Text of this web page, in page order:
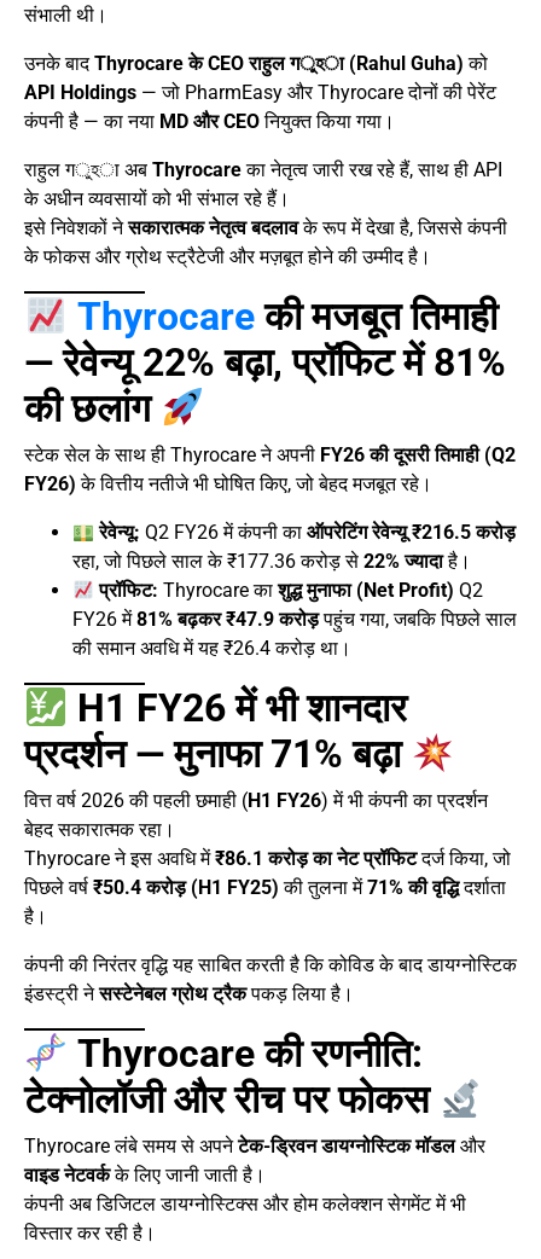
संभाली थी।
उनके बादThyrocare के CEO राहुल गুহा (Rahul Guha) को
API Holdings — जो PharmEasy और Thyrocare दोनों की पेरेंट
कंपनी है — का नया MD और CEOनियुक्त किया गया।
राहुल गুহा अब Thyrocareका नेतृत्व जारी रख रहे हैं, साथ ही API
के अधीन व्यवसायों को भी संभाल रहे हैं।
इसे निवेशकों नेसकारात्मक नेतृत्व बदलावके रूप में देखा है, जिससे कंपनी
के फोकस और ग्रोथ स्ट्रैटेजी और मज़बूत होने की उम्मीद है।
Thyrocareकी मजबूत तिमाही
— रेवेन्यू 22% बढ़ा, प्रॉफिट में 81%
की छलांग
स्टेक सेल के साथ ही Thyrocare ने अपनी FY26 की दूसरी तिमाही (Q2
FY26) के वित्तीय नतीजे भी घोषित किए, जो बेहद मजबूत रहे।
रेवेन्यू: Q2 FY26 में कंपनी काऑपरेटिंग रेवेन्यू ₹216.5 करोड़
रहा, जो पिछले साल के ₹177.36 करोड़ से 22% ज्यादाहै।
प्रॉफिट: Thyrocare काशुद्ध मुनाफा (Net Profit) Q2
FY26 में81% बढ़कर ₹47.9 करोड़पहुंच गया, जबकि पिछले साल
की समान अवधि में यह ₹26.4 करोड़ था।
H1 FY26 में भी शानदार
प्रदर्शन — मुनाफा 71% बढ़ा
वित्त वर्ष 2026 की पहली छमाही (H1 FY26) में भी कंपनी का प्रदर्शन
बेहद सकारात्मक रहा।
Thyrocare ने इस अवधि में₹86.1 करोड़ का नेट प्रॉफिटदर्ज किया, जो
पिछले वर्ष ₹50.4 करोड़ (H1 FY25) की तुलना में71% की वृद्धिदर्शाता
है।
कंपनी की निरंतर वृद्धि यह साबित करती है कि कोविड के बाद डायग्नोस्टिक
इंडस्ट्री नेसस्टेनेबल ग्रोथ ट्रैकपकड़ लिया है।
Thyrocare की रणनीति:
टेक्नोलॉजी और रीच पर फोकस
Thyrocare लंबे समय से अपनेटेक-ड्रिवन डायग्नोस्टिक मॉडलऔर
वाइड नेटवर्कके लिए जानी जाती है।
कंपनी अब डिजिटल डायग्नोस्टिक्स और होम कलेक्शन सेगमेंट में भी
विस्तार कर रही है।